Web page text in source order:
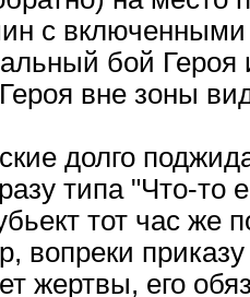
с
бой
вне зоны
долго
типа "Что-то
тот час же
вопреки
жертвы, его